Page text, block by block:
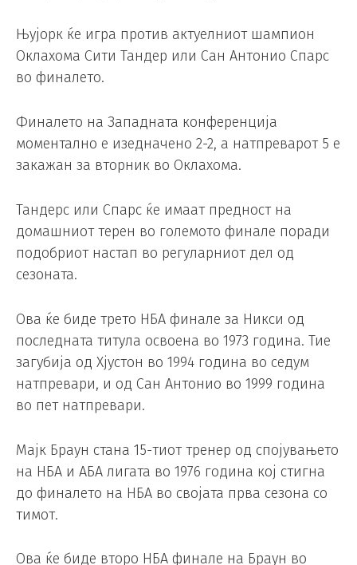
Њујорк ќе игра против актуелниот шампион
Оклахома Сити Тандер или Сан Антонио Спарс
во финалето.
Финалето на Западната конференција
моментално е изедначено 2-2, а натпреварот 5 е
закажан за вторник во Оклахома.
Тандерс или Спарс ќе имаат предност на
домашниот терен во големото финале поради
подобриот настап во регуларниот дел од
сезоната.
Ова ќе биде трето НБА финале за Никси од
последната титула освоена во 1973 година. Тие
загубија од Хјустон во 1994 година во седум
натпревари, и од Сан Антонио во 1999 година
во пет натпревари.
Мајк Браун стана 15-тиот тренер од спојувањето
на НБА и АБА лигата во 1976 година кој стигна
до финалето на НБА во својата прва сезона со
тимот.
Ова ќе биде второ НБА финале на Браун во